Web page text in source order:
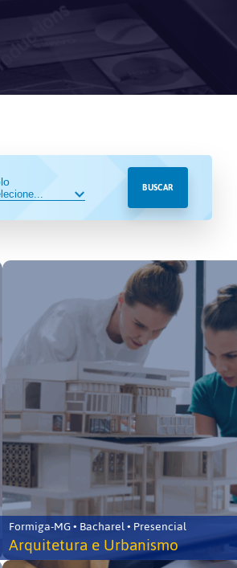
BUSCAR
Formiga-MG • Bacharel • Presencial
Arquitetura e Urbanismo